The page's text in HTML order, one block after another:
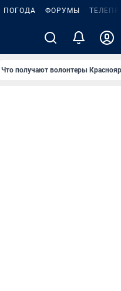
ПОГОДА ФОРУМЫ
Что получают волонтеры